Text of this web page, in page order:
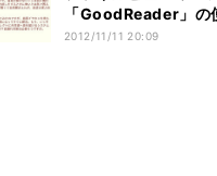
「GoodReader」の
2012/11/11 20:09